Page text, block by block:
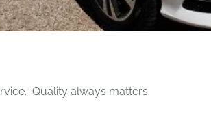
Quality always matters